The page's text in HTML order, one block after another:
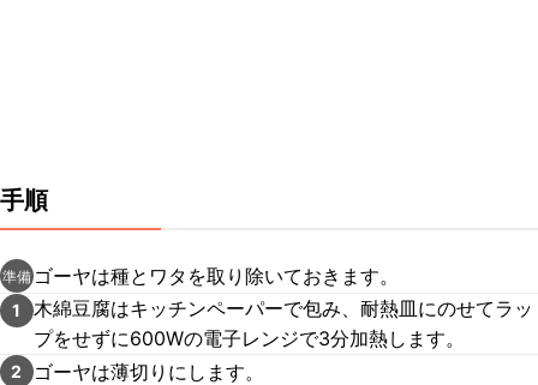
手順
準備 ゴーヤは種とワタを取り除いておきます。
1
木綿豆腐はキッチンペーパーで包み、耐熱皿にのせてラッ
プをせずに600Wの電子レンジで3分加熱します。
2 ゴーヤは薄切りにします。